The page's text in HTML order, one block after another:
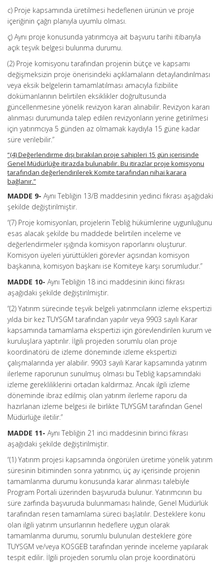
c) Proje kapsamında üretilmesi hedeflenen ürünün ve proje
içeriğinin çağrı planıyla uyumlu olması.
ç) Aynı proje konusunda yatırımcıya ait başvuru tarihi itibarıyla
açık teşvik belgesi bulunma durumu.
(2) Proje komisyonu tarafından projenin bütçe ve kapsamı
değişmeksizin proje önerisindeki açıklamaların detaylandırılması
veya eksik belgelerin tamamlatılması amacıyla fizibilite
dokümanlarının belirtilen eksiklikler doğrultusunda
güncellenmesine yönelik revizyon kararı alınabilir. Revizyon kararı
alınması durumunda talep edilen revizyonların yerine getirilmesi
için yatırımcıya 5 günden az olmamak kaydıyla 15 güne kadar
süre verilebilir.”
“(4) Değerlendirme dışı bırakılan proje sahipleri 15 gün içerisinde
Genel Müdürlüğe itirazda bulunabilir. Bu itirazlar proje komisyonu
tarafından değerlendirilerek Komite tarafından nihai karara
bağlanır.”
MADDE 9- Aynı Tebliğin 13/B maddesinin yedinci fıkrası aşağıdaki
şekilde değiştirilmiştir.
“(7) Proje komisyonları, projelerin Tebliğ hükümlerine uygunluğunu
esas alacak şekilde bu maddede belirtilen inceleme ve
değerlendirmeler ışığında komisyon raporlarını oluşturur.
Komisyon üyeleri yürüttükleri görevler açısından komisyon
başkanına, komisyon başkanı ise Komiteye karşı sorumludur.”
MADDE 10- Aynı Tebliğin 18 inci maddesinin ikinci fıkrası
aşağıdaki şekilde değiştirilmiştir.
“(2) Yatırım sürecinde teşvik belgeli yatırımcıların izleme ekspertizi
yılda bir kez TUYSGM tarafından yapılır veya 9903 sayılı Karar
kapsamında tamamlama ekspertizi için görevlendirilen kurum ve
kuruluşlara yaptırılır. İlgili projeden sorumlu olan proje
koordinatörü de izleme döneminde izleme ekspertizi
çalışmalarında yer alabilir. 9903 sayılı Karar kapsamında yatırım
ilerleme raporunun sunulmuş olması bu Tebliğ kapsamındaki
izleme gerekliliklerini ortadan kaldırmaz. Ancak ilgili izleme
döneminde ibraz edilmiş olan yatırım ilerleme raporu da
hazırlanan izleme belgesi ile birlikte TUYSGM tarafından Genel
Müdürlüğe iletilir.”
MADDE 11- Aynı Tebliğin 21 inci maddesinin birinci fıkrası
aşağıdaki şekilde değiştirilmiştir.
“(1) Yatırım projesi kapsamında öngörülen üretime yönelik yatırım
süresinin bitiminden sonra yatırımcı, üç ay içerisinde projenin
tamamlanma durumu konusunda karar alınması talebiyle
Program Portali üzerinden başvuruda bulunur. Yatırımcının bu
süre zarfında başvuruda bulunmaması halinde, Genel Müdürlük
tarafından resen tamamlama süreci başlatılır. Desteklere konu
olan ilgili yatırım unsurlarının hedeflere uygun olarak
tamamlanma durumu, sorumlu bulunulan desteklere göre
TUYSGM ve/veya KOSGEB tarafından yerinde inceleme yapılarak
tespit edilir. İlgili projeden sorumlu olan proje koordinatörü